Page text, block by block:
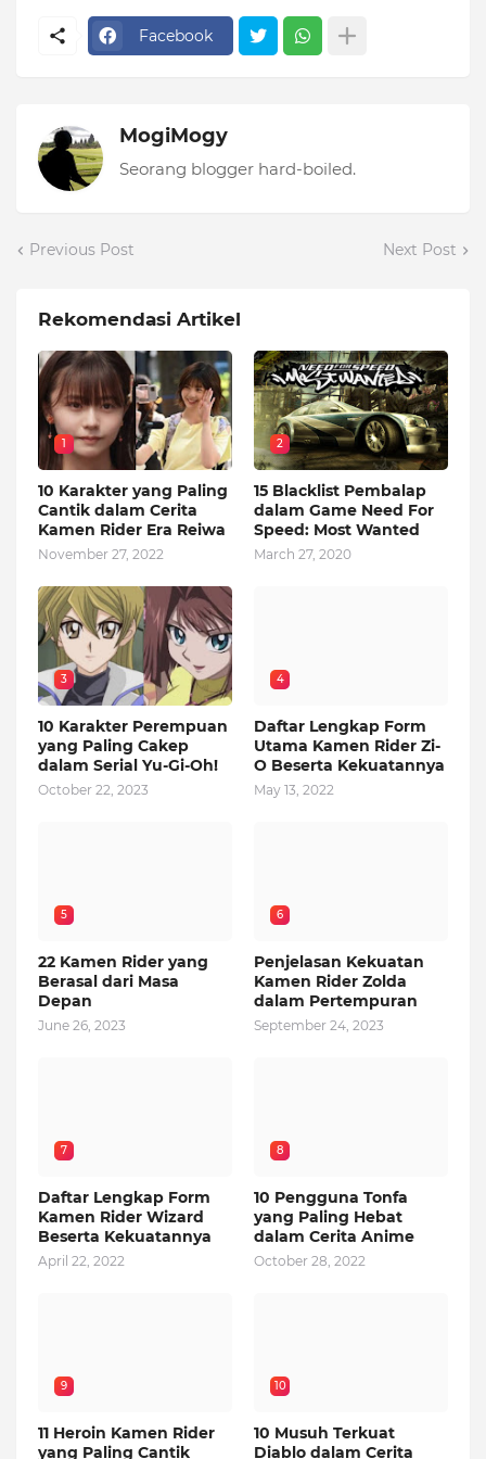
Facebook
MogiMogy
Seorang blogger hard-boiled.
Previous Post Next Post
Rekomendasi Artikel
1
10 Karakter yang Paling
Cantik dalam Cerita
Kamen Rider Era Reiwa
November 27, 2022
2
15 Blacklist Pembalap
dalam Game Need For
Speed: Most Wanted
March 27, 2020
3
10 Karakter Perempuan
yang Paling Cakep
dalam Serial Yu-Gi-Oh!
October 22, 2023
4
Daftar Lengkap Form
Utama Kamen Rider Zi-
O Beserta Kekuatannya
May 13, 2022
5
22 Kamen Rider yang
Berasal dari Masa
Depan
June 26, 2023
6
Penjelasan Kekuatan
Kamen Rider Zolda
dalam Pertempuran
September 24, 2023
7
Daftar Lengkap Form
Kamen Rider Wizard
Beserta Kekuatannya
April 22, 2022
8
10 Pengguna Tonfa
yang Paling Hebat
dalam Cerita Anime
October 28, 2022
9
11 Heroin Kamen Rider
yang Paling Cantik
10
10 Musuh Terkuat
Diablo dalam Cerita